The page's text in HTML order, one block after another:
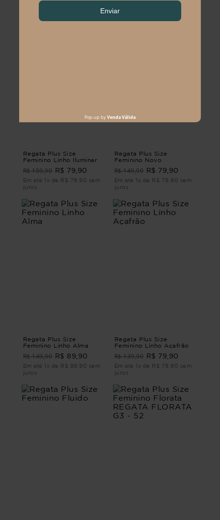
Regata Plus Size
Feminino Linho Iluminar
R$ 159,90 R$ 79,90
Em até 1x de R$ 79,90 sem
juros
Regata Plus Size
Feminino Novo
R$ 149,90 R$ 79,90
Em até 1x de R$ 79,90 sem
juros
Regata Plus Size
Feminino Linho Alma
R$ 149,90 R$ 89,90
Em até 1x de R$ 89,90 sem
juros
Regata Plus Size
Feminino Linho Açafrão
R$ 139,90 R$ 79,90
Em até 1x de R$ 79,90 sem
juros